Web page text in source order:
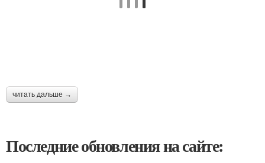
читать дальше →
Последние обновления на сайте: